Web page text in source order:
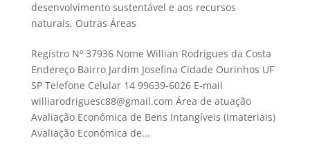
desenvolvimento sustentável e aos recursos
naturais, Outras Áreas
Registro Nº 37936 Nome Willian Rodrigues da Costa
Endereço Bairro Jardim Josefina Cidade Ourinhos UF
SP Telefone Celular 14 99639-6026 E-mail
williarodriguesc88@gmail.com Área de atuação
Avaliação Econômica de Bens Intangíveis (Imateriais)
Avaliação Econômica de...